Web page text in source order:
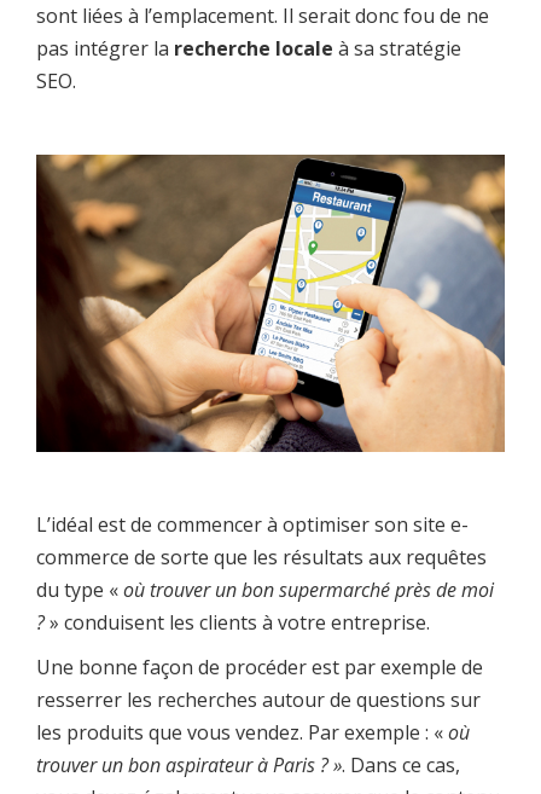
sont liées à l’emplacement. Il serait donc fou de ne
pas intégrer la recherche locale à sa stratégie
SEO.
L’idéal est de commencer à optimiser son site e-
commerce de sorte que les résultats aux requêtes
du type «où trouver un bon supermarché près de moi
?» conduisent les clients à votre entreprise.
Une bonne façon de procéder est par exemple de
resserrer les recherches autour de questions sur
les produits que vous vendez. Par exemple : «où
trouver un bon aspirateur à Paris ? ». Dans ce cas,